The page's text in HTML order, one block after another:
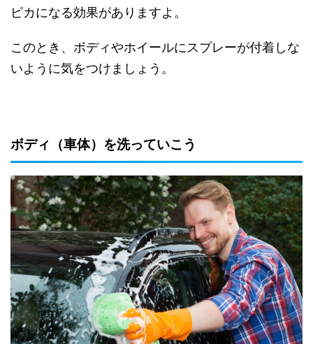
ピカになる効果がありますよ。
このとき、ボディやホイールにスプレーが付着しな
いように気をつけましょう。
ボディ（車体）を洗っていこう